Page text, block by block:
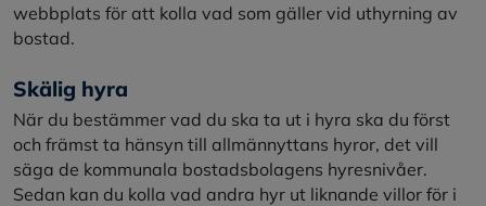
webbplats för att kolla vad som gäller vid uthyrning av
bostad.
Skälig hyra
När du bestämmer vad du ska ta ut i hyra ska du först
och främst ta hänsyn till allmännyttans hyror, det vill
säga de kommunala bostadsbolagens hyresnivåer.
Sedan kan du kolla vad andra hyr ut liknande villor för i